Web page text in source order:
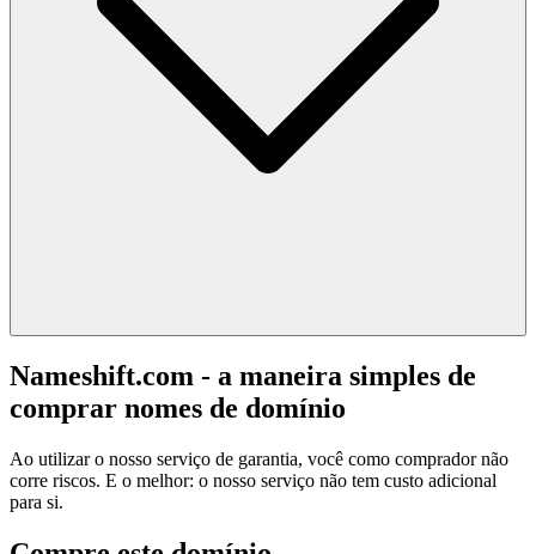
Nameshift.com - a maneira simples de
comprar nomes de domínio
Ao utilizar o nosso serviço de garantia, você como comprador não
corre riscos. E o melhor: o nosso serviço não tem custo adicional
para si.